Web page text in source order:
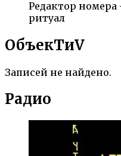
Редактор
ритуал
ОбъекTиV
Записей не найдено.
Радио